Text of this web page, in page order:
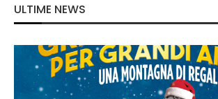
ULTIME NEWS